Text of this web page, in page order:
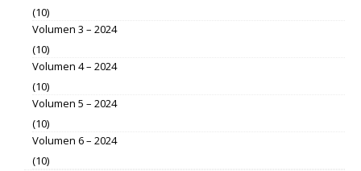
(10)
Volumen 3 – 2024
(10)
Volumen 4 – 2024
(10)
Volumen 5 – 2024
(10)
Volumen 6 – 2024
(10)